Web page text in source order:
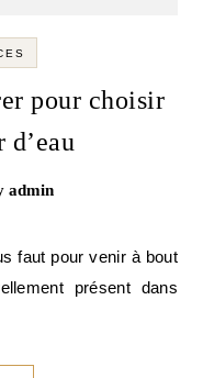
pour choisir
d’eau
admin
présent dans